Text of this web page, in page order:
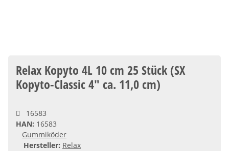
Relax Kopyto 4L 10 cm 25 Stück (SX
Kopyto-Classic 4" ca. 11,0 cm)
16583
HAN: 16583
Gummiköder
Hersteller: Relax